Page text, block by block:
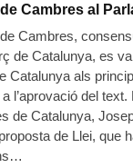
Cambres al
Cambres,
de Catalunya, es
Catalunya als
l’aprovació del
de Catalunya,
de Llei, que